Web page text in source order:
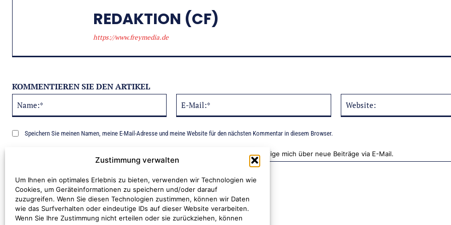
Zustimmung verwalten
Um Ihnen ein optimales Erlebnis zu bieten, verwenden wir Technologien wie
Cookies, um Geräteinformationen zu speichern und/oder darauf
zuzugreifen. Wenn Sie diesen Technologien zustimmen, können wir Daten
wie das Surfverhalten oder eindeutige IDs auf dieser Website verarbeiten.
Wenn Sie Ihre Zustimmung nicht erteilen oder sie zurückziehen, können
REDAKTION (CF)
https://www.freymedia.de
KOMMENTIEREN SIE DEN ARTIKEL
Mail:*
Speichern Sie meinen Namen, meine E-Mail-Adresse und meine Website für den nächsten Kommentar in diesem Browser.
Benachrichtige mich über neue Beiträge via E-Mail.